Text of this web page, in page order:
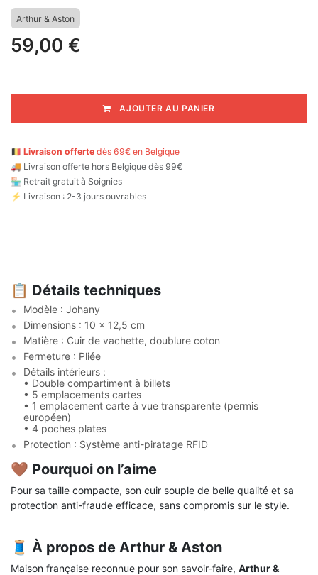
Arthur & Aston
59,00 €
AJOUTER AU PANIER
🇧🇪 Livraison offerte dès 69€ en Belgique
🚚 Livraison offerte hors Belgique dès 99€
🏪 Retrait gratuit à Soignies
⚡ Livraison : 2-3 jours ouvrables
📋 Détails techniques
Modèle : Johany
Dimensions : 10 x 12,5 cm
Matière : Cuir de vachette, doublure coton
Fermeture : Pliée
Détails intérieurs :
• Double compartiment à billets
• 5 emplacements cartes
• 1 emplacement carte à vue transparente (permis
européen)
• 4 poches plates
Protection : Système anti-piratage RFID
🤎 Pourquoi on l’aime
Pour sa taille compacte, son cuir souple de belle qualité et sa
protection anti-fraude efficace, sans compromis sur le style.
🧵 À propos de Arthur & Aston
Maison française reconnue pour son savoir-faire, Arthur &